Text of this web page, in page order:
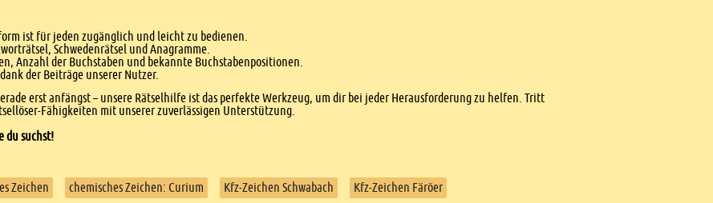
ist für jeden zugänglich und leicht zu bedienen.
Schwedenrätsel und Anagramme.
Anzahl der Buchstaben und bekannte Buchstabenpositionen.
der Beiträge unserer Nutzer.
erst anfängst – unsere Rätselhilfe ist das perfekte Werkzeug, um dir bei jeder Herausforderung zu helfen. Tritt
Fähigkeiten mit unserer zuverlässigen Unterstützung.
du suchst!
Zeichen chemisches Zeichen: Curium Kfz-Zeichen Schwabach
Kfz-Zeichen Färöer